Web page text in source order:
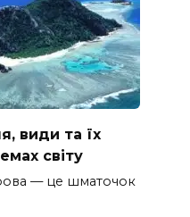
види та їх
світу
— це шматочок